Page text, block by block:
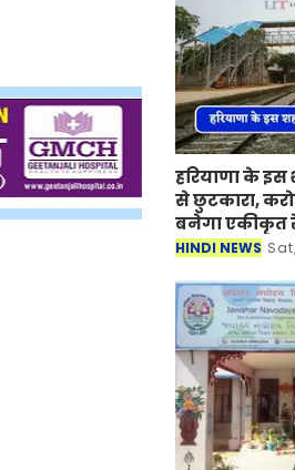
हरियाणा के
से छुटकारा,
बनेगा एकीकृत
HINDI NEWS